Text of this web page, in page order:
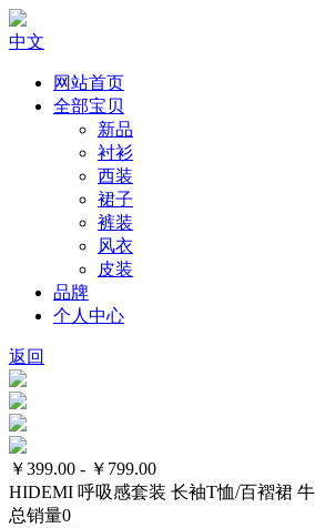
中文
网站首页
全部宝贝
新品
衬衫
西装
裙子
裤装
风衣
皮装
品牌
个人中心
返回
￥399.00 - ￥799.00
HIDEMI 呼吸感套装 长袖T恤/百褶裙
总销量0